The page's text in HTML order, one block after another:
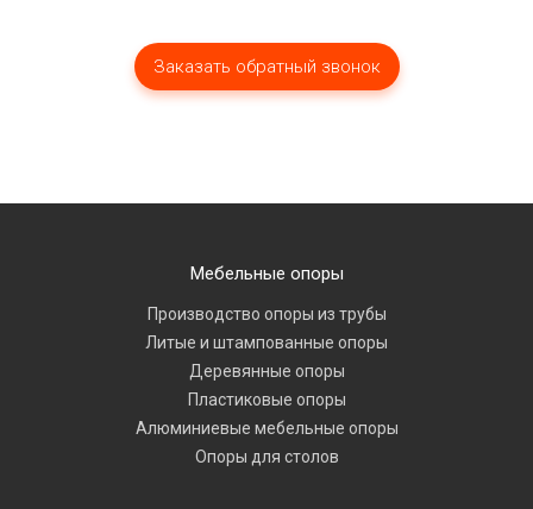
Мебельные опоры
Производство опоры из трубы
Литые и штампованные опоры
Деревянные опоры
Пластиковые опоры
Алюминиевые мебельные опоры
Опоры для столов